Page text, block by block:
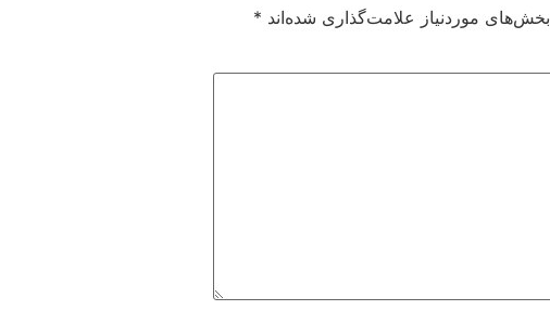
بخش‌های موردنیاز علامت‌گذاری شده‌اند *